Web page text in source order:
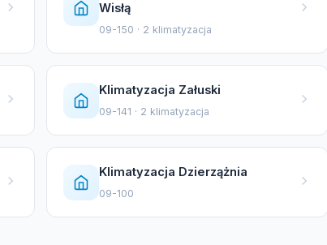
Wisłą
09-150 · 2 klimatyzacja
Klimatyzacja Załuski
09-141 · 2 klimatyzacja
Klimatyzacja Dzierzążnia
09-100